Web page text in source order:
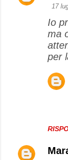
17
Io
ma
per